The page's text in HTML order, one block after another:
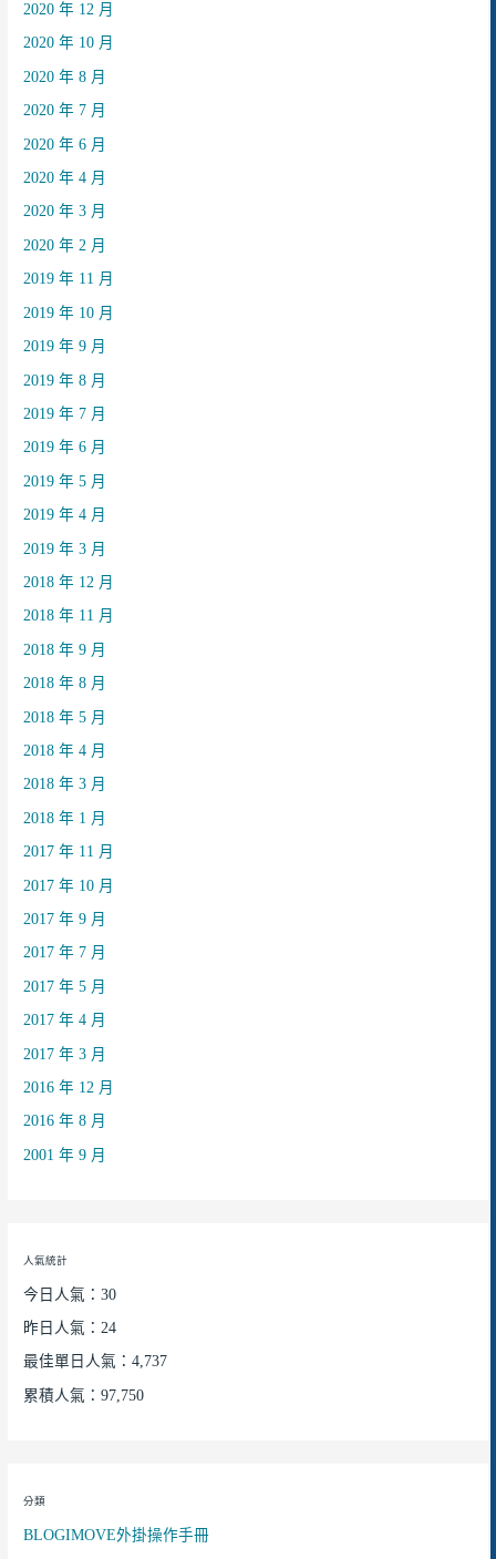
2020 年 12 月
2020 年 10 月
2020 年 8 月
2020 年 7 月
2020 年 6 月
2020 年 4 月
2020 年 3 月
2020 年 2 月
2019 年 11 月
2019 年 10 月
2019 年 9 月
2019 年 8 月
2019 年 7 月
2019 年 6 月
2019 年 5 月
2019 年 4 月
2019 年 3 月
2018 年 12 月
2018 年 11 月
2018 年 9 月
2018 年 8 月
2018 年 5 月
2018 年 4 月
2018 年 3 月
2018 年 1 月
2017 年 11 月
2017 年 10 月
2017 年 9 月
2017 年 7 月
2017 年 5 月
2017 年 4 月
2017 年 3 月
2016 年 12 月
2016 年 8 月
2001 年 9 月
人氣統計
今日人氣：30
昨日人氣：24
最佳單日人氣：4,737
累積人氣：97,750
分類
BLOGIMOVE外掛操作手冊